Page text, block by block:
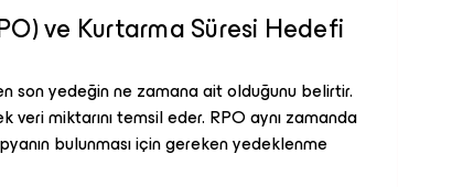
ve Kurtarma Süresi Hedefi
son yedeğin ne zamana ait olduğunu belirtir.
miktarını temsil eder. RPO aynı zamanda
bulunması için gereken yedeklenme